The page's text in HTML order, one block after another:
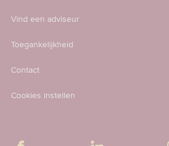
Vind een adviseur
Toegankelijkheid
Contact
Cookies instellen